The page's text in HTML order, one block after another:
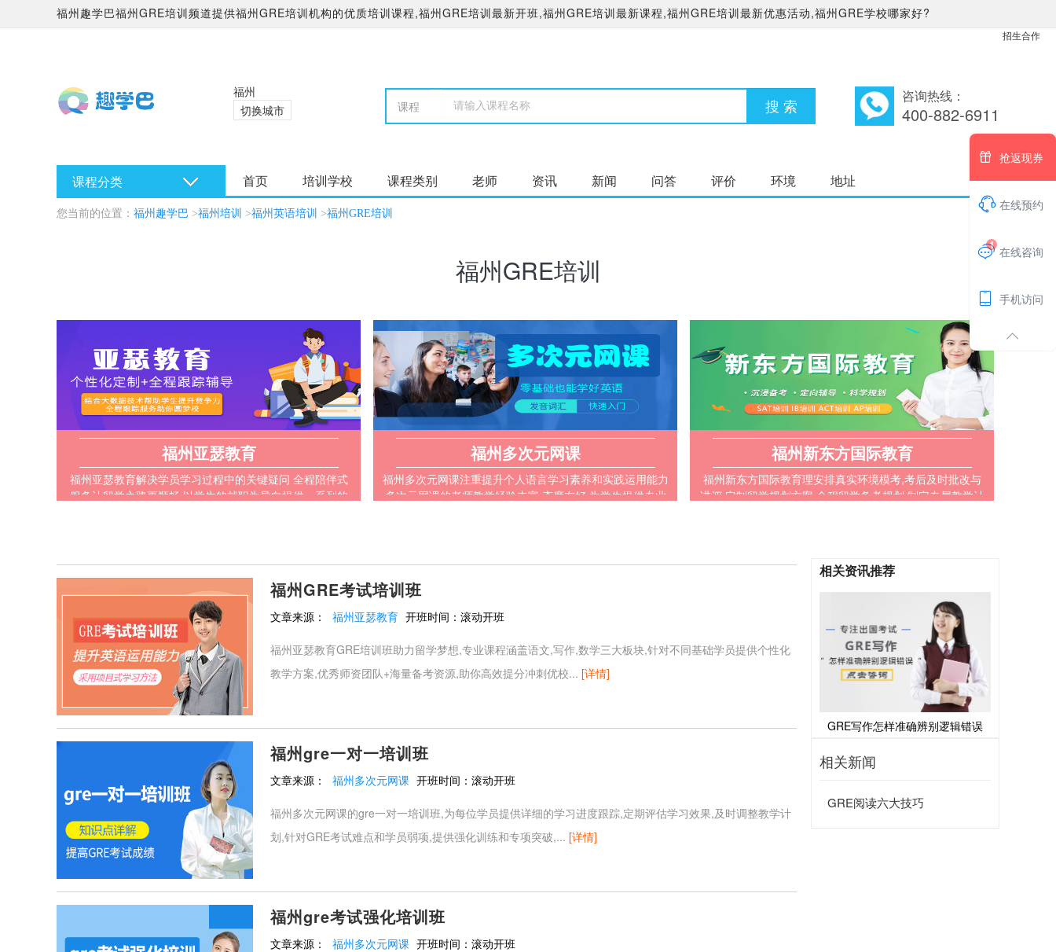
福州趣学巴福州GRE培训频道提供福州GRE培训机构的优质培训课程,福州GRE培训最新开班,福州GRE培训最新课程,福州GRE培训最新优惠活动,福州GRE学校哪家好?
招生合作
福州
切换城市
咨询热线：
400-882-6911
课程分类 首页 培训学校 课程类别 老师 资讯 新闻 问答 评价 环境 地址
您当前的位置： 福州趣学巴 >福州培训 >福州英语培训 >福州GRE培训
福州GRE培训
福州亚瑟教育
福州亚瑟教育解决学员学习过程中的关键疑问 全程陪伴式
服务让留学之路更顺畅 以学生的就职为导向提供一系列的
福州多次元网课
福州多次元网课注重提升个人语言学习素养和实践运用能力
多次元网课的老师教学经验丰富,态度友好 为学生提供专业
福州新东方国际教育
福州新东方国际教育理安排真实环境模考,考后及时批改与
讲评 定制留学规划方案,全程留学备考规划,制定专属教学计
福州GRE考试培训班
文章来源： 福州亚瑟教育 开班时间： 滚动开班
福州亚瑟教育GRE培训班助力留学梦想,专业课程涵盖语文,写作,数学三大板块,针对不同基础学员提供个性化
教学方案,优秀师资团队+海量备考资源,助你高效提分冲刺优校... [详情]
福州gre一对一培训班
文章来源： 福州多次元网课 开班时间： 滚动开班
福州多次元网课的gre一对一培训班,为每位学员提供详细的学习进度跟踪,定期评估学习效果,及时调整教学计
划,针对GRE考试难点和学员弱项,提供强化训练和专项突破,... [详情]
福州gre考试强化培训班
文章来源： 福州多次元网课 开班时间： 滚动开班
相关资讯推荐
GRE写作怎样准确辨别逻辑错误
相关新闻
GRE阅读六大技巧
 抢返现券
 在线预约

1 在线咨询
 手机访问